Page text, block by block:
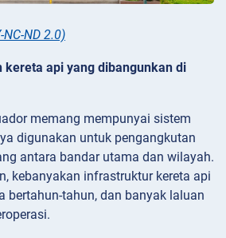
NC-ND 2.0)
kereta api yang dibangunkan di
memang mempunyai sistem
digunakan untuk pengangkutan
antara bandar utama dan wilayah.
kebanyakan infrastruktur kereta api
bertahun-tahun, dan banyak laluan